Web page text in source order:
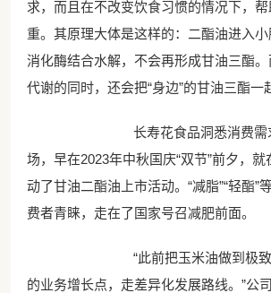
求，而且在不改变饮食习惯的情况下，
重。其原理大体是这样的：二酯油进入
消化酶结合水解，不会再形成甘油三酯
代谢的同时，还会把“身边”的甘油三酯一
长寿花食品洞悉消费
场，早在2023年中秋国庆“双节”前夕，
动了甘油二酯油上市活动。“减脂”“轻酯”
费者青睐，走在了国家号召减肥前面。
“此前把玉米油做到极
的业务增长点，走差异化发展路线。”公